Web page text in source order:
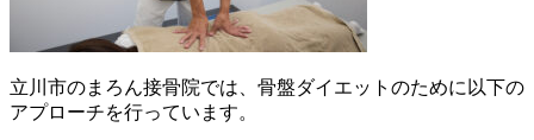
立川市のまろん接骨院では、骨盤ダイエットのために以下の
アプローチを行っています。